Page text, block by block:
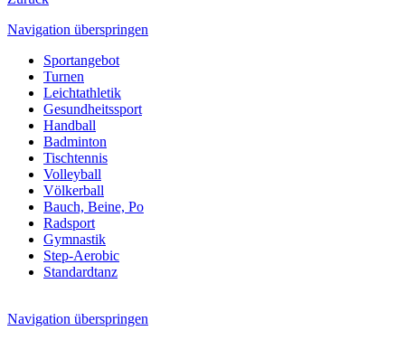
Navigation überspringen
Sportangebot
Turnen
Leichtathletik
Gesundheitssport
Handball
Badminton
Tischtennis
Volleyball
Völkerball
Bauch, Beine, Po
Radsport
Gymnastik
Step-Aerobic
Standardtanz
Navigation überspringen